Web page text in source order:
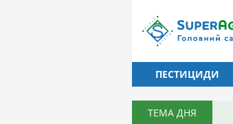
ПЕСТИЦИДИ
ТЕМА ДНЯ